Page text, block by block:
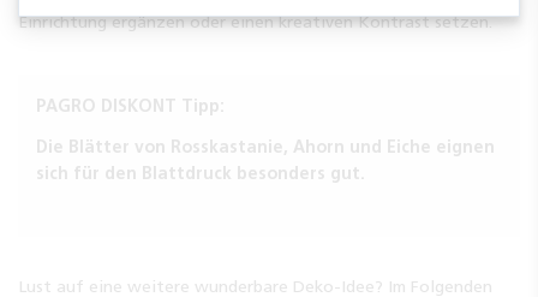
Einrichtung ergänzen oder einen kreativen Kontrast setzen.
PAGRO DISKONT Tipp:
Die Blätter von Rosskastanie, Ahorn und Eiche eignen
sich für den Blattdruck besonders gut.
Lust auf eine weitere wunderbare Deko-Idee? Im Folgenden